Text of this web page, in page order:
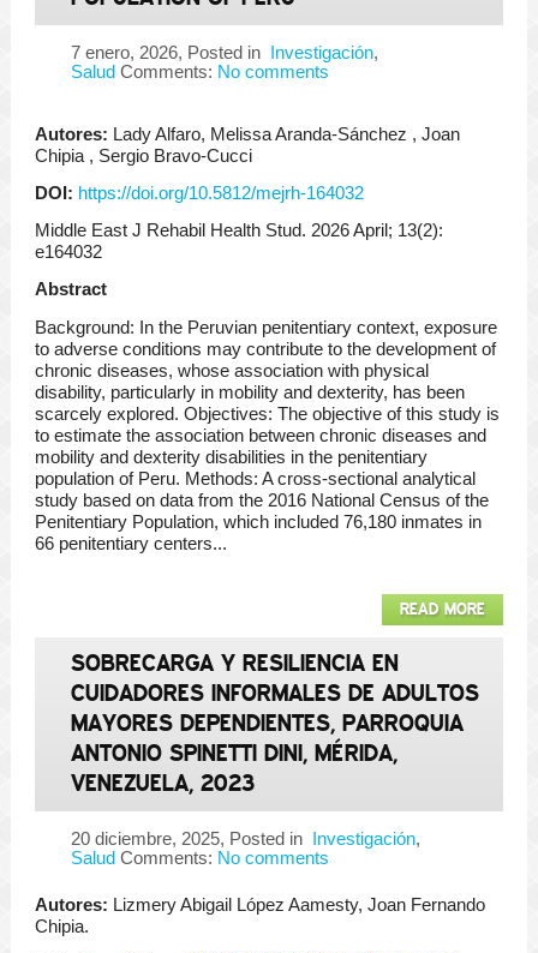
7 enero, 2026, Posted in Investigación,
Salud Comments: No comments
Autores: Lady Alfaro, Melissa Aranda-Sánchez , Joan
Chipia , Sergio Bravo-Cucci
DOI: https://doi.org/10.5812/mejrh-164032
Middle East J Rehabil Health Stud. 2026 April; 13(2):
e164032
Abstract
Background: In the Peruvian penitentiary context, exposure
to adverse conditions may contribute to the development of
chronic diseases, whose association with physical
disability, particularly in mobility and dexterity, has been
scarcely explored. Objectives: The objective of this study is
to estimate the association between chronic diseases and
mobility and dexterity disabilities in the penitentiary
population of Peru. Methods: A cross-sectional analytical
study based on data from the 2016 National Census of the
Penitentiary Population, which included 76,180 inmates in
66 penitentiary centers...
READ MORE
SOBRECARGA Y RESILIENCIA EN
CUIDADORES INFORMALES DE ADULTOS
MAYORES DEPENDIENTES, PARROQUIA
ANTONIO SPINETTI DINI, MÉRIDA,
VENEZUELA, 2023
20 diciembre, 2025, Posted in Investigación,
Salud Comments: No comments
Autores: Lizmery Abigail López Aamesty, Joan Fernando
Chipia.